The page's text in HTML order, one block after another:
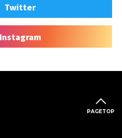
Twitter
Instagram
PAGETOP